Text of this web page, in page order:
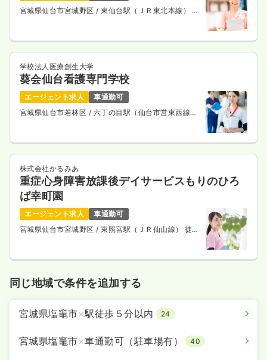
宮城県仙台市宮城野区/ 東仙台駅（ＪＲ東北本線） 徒
学校法人医療創生大学
葵会仙台看護専門学校
エージェント求人
車通勤可
宮城県仙台市若林区 / 六丁の目駅（仙台市営東西線）
株式会社かるみあ
重症心身障害放課後デイサービスもりのひろ
ば幸町園
エージェント求人
車通勤可
宮城県仙台市宮城野区/ 東照宮駅（ＪＲ仙山線） 徒歩
同じ地域で条件を追加する
宮城県塩竈市×駅徒歩５分以内 24
宮城県塩竈市×車通勤可（駐車場有） 40